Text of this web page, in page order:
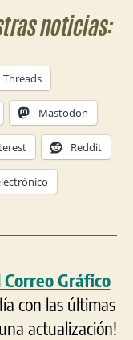
noticias:
Threads
Mastodon
Reddit
Correo Gráfico
con las últimas
actualización!